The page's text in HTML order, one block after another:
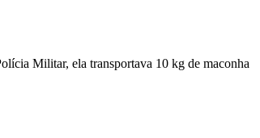
Militar, ela transportava 10 kg de maconha